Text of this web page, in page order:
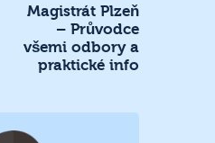
Magistrát Plzeň
– Průvodce
všemi odbory a
praktické info